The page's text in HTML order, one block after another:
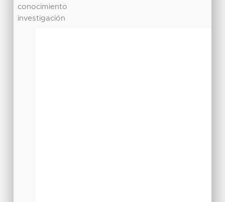
conocimiento
investigación